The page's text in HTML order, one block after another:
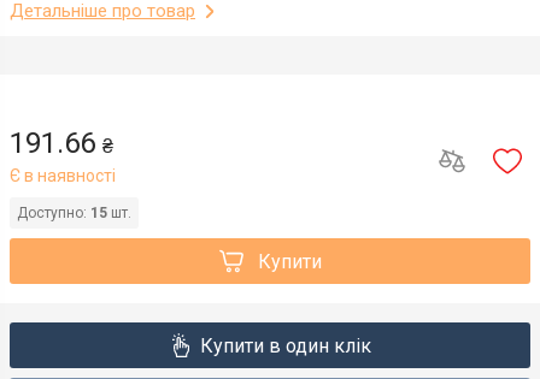
Детальніше про товар
191.66 ₴
Є в наявності
Доступно: 15 шт.
Купити
Купити в один клік